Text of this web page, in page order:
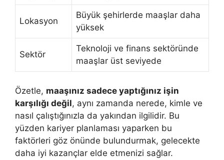
Lokasyon
Büyük şehirlerde maaşlar daha
yüksek
Sektör
Teknoloji ve finans sektöründe
maaşlar üst seviyede
Özetle, maaşınız sadece yaptığınız işin
karşılığı değil, aynı zamanda nerede, kimle ve
nasıl çalıştığınızla da yakından ilgilidir. Bu
yüzden kariyer planlaması yaparken bu
faktörleri göz önünde bulundurmak, gelecekte
daha iyi kazançlar elde etmenizi sağlar.